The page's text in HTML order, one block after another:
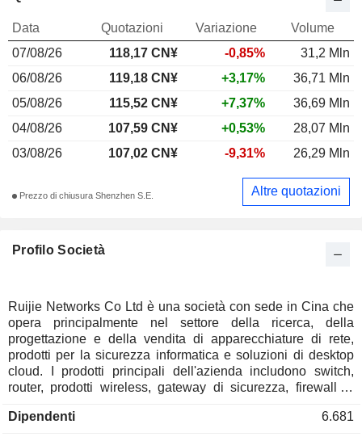
Profilo Società
Ruijie Networks Co Ltd è una società con sede in Cina che
opera principalmente nel settore della ricerca, della
progettazione e della vendita di apparecchiature di rete,
prodotti per la sicurezza informatica e soluzioni di desktop
cloud. I prodotti principali dell'azienda includono switch,
router, prodotti wireless, gateway di sicurezza, firewall di
della sicurezza, software per desktop cloud, server cloud,
Dipendenti 6.681
Data Quotazioni Variazione
Volume
07/08/26
118,17 CN¥ -0,85%
31,2 Mln
06/08/26
119,18 CN¥ +3,17%
36,71 Mln
05/08/26
115,52 CN¥ +7,37%
36,69 Mln
04/08/26
107,59 CN¥ +0,53%
28,07 Mln
03/08/26
107,02 CN¥ -9,31% 26,29 Mln
Prezzo di chiusura Shenzhen S.E. Altre quotazioni